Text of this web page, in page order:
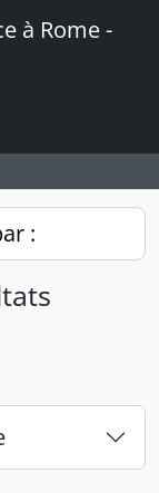
à Rome -
: